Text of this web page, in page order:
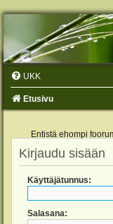
UKK
Etusivu
Entistä ehompi
Kirjaudu sisään
Käyttäjätunnus:
Salasana: